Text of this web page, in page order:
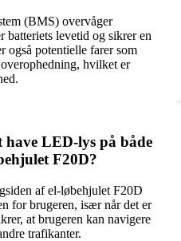
(BMS) overvåger
levetid og sikrer en
også potentielle farer som
hvilket er
LED-lys på både
F20D?
af el-løbehjulet F20D
for brugeren, især når det er
at brugeren kan navigere
trafikanter.